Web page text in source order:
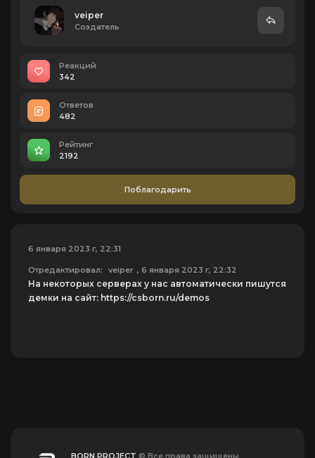
veiper
Создатель
Реакций
342
Ответов
482
Рейтинг
2192
Поблагодарить
6 января 2023 г, 22:31
Отредактировал: veiper , 6 января 2023 г, 22:32
На некоторых серверах у нас автоматически пишутся
демки на сайт: https://csborn.ru/demos
BORN PROJECT © Все права защищены